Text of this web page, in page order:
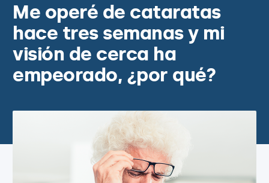
Me operé de cataratas
hace tres semanas y mi
visión de cerca ha
empeorado, ¿por qué?